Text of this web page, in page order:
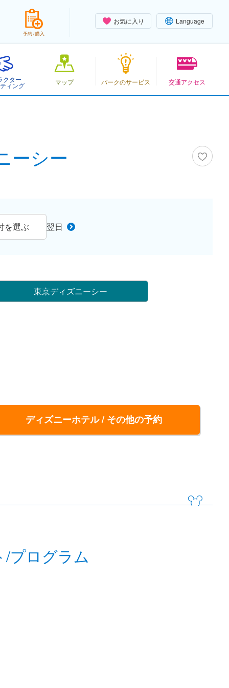
お気に入り Language
予約 / 購入
クター
ィング マップ パークのサービス 交通アクセス
ーシー
を選ぶ 翌日
東京ディズニーシー
ディズニーホテル / その他の予約
プログラム